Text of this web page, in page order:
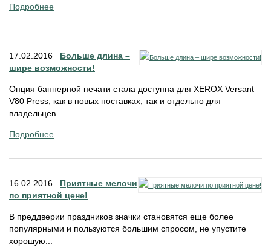
Подробнее
17.02.2016 Больше длина –
шире возможности!
Опция баннерной печати стала доступна для XEROX Versant
V80 Press, как в новых поставках, так и отдельно для
владельцев...
Подробнее
16.02.2016 Приятные мелочи
по приятной цене!
В преддверии праздников значки становятся еще более
популярными и пользуются большим спросом, не упустите
хорошую...